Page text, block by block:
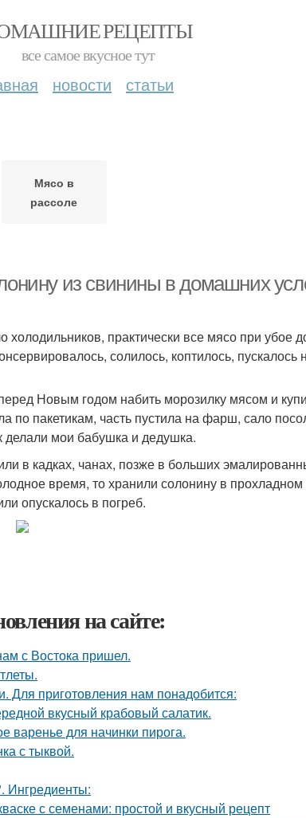
РЕЦЕПТЫ
все самое вкусное тут
новости статьи
Мясо в
рассоле
из свинины в домашних
холодильников, практически все мясо при убое
солилось, коптилось, пускалось
Новым годом набить морозилку мясом и
по пакетикам, часть пустила на фарш, сало
делали мои бабушка и дедушка.
в кадках, чанах, позже в больших
время, то хранили солонину в
опускалось в погреб.
на сайте:
с Востока пришел.
Для приготовления нам понадобится:
вкусный крабовый салатик.
варенье для начинки пирога.
с тыквой.
Ингредиенты:
с семенами: простой и вкусный рецепт